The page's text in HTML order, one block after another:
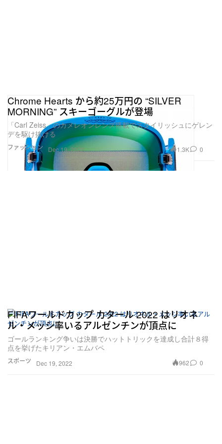
ファッション
Chrome Hearts から約25万円の “SILVER
MORNING” スキーゴーグルが登場
「Carl Zeiss」のカメレオンレンズ搭載でスタイリッシュにゲレン
デを駆け抜ける
Dec 19, 2022 1.3K 0
スポーツ
FIFAワールドカップ カタール 2022 はリオネ
ル・メッシ率いるアルゼンチンが頂点に
ゴールランキング争いは決勝でハットトリックを達成し合計８得
点を挙げたキリアン・エムバペ
Dec 19, 2022 962 0